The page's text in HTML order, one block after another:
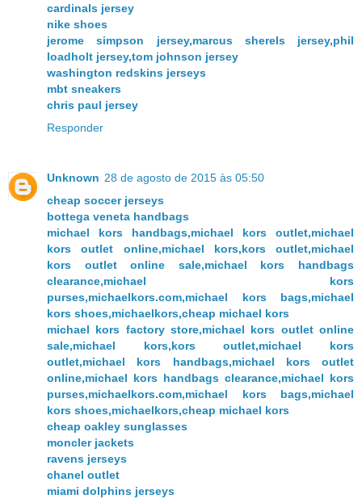
cardinals jersey
nike shoes
jerome simpson jersey,marcus sherels jersey,phil
loadholt jersey,tom johnson jersey
washington redskins jerseys
mbt sneakers
chris paul jersey
Responder
Unknown 28 de agosto de 2015 às 05:50
cheap soccer jerseys
bottega veneta handbags
michael kors handbags,michael kors outlet,michael
kors outlet online,michael kors,kors outlet,michael
kors outlet online sale,michael kors handbags
clearance,michael kors
purses,michaelkors.com,michael kors bags,michael
kors shoes,michaelkors,cheap michael kors
michael kors factory store,michael kors outlet online
sale,michael kors,kors outlet,michael kors
outlet,michael kors handbags,michael kors outlet
online,michael kors handbags clearance,michael kors
purses,michaelkors.com,michael kors bags,michael
kors shoes,michaelkors,cheap michael kors
cheap oakley sunglasses
moncler jackets
ravens jerseys
chanel outlet
miami dolphins jerseys